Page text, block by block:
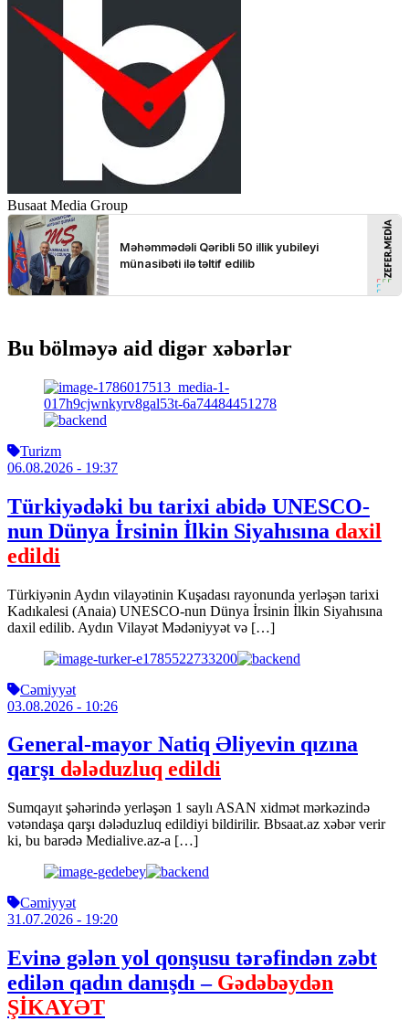
Busaat Media Group
Bu bölməyə aid digər xəbərlər
Turizm
06.08.2026 - 19:37
Türkiyədəki bu tarixi abidə UNESCO-
nun Dünya İrsinin İlkin Siyahısına daxil
edildi
Türkiyənin Aydın vilayətinin Kuşadası rayonunda yerləşən tarixi
Kadıkalesi (Anaia) UNESCO-nun Dünya İrsinin İlkin Siyahısına
daxil edilib. Aydın Vilayət Mədəniyyət və […]
Cəmiyyət
03.08.2026 - 10:26
General-mayor Natiq Əliyevin qızına
qarşı dələduzluq edildi
Sumqayıt şəhərində yerləşən 1 saylı ASAN xidmət mərkəzində
vətəndaşa qarşı dələduzluq edildiyi bildirilir. Bbsaat.az xəbər verir
ki, bu barədə Medialive.az-a […]
Cəmiyyət
31.07.2026 - 19:20
Evinə gələn yol qonşusu tərəfindən zəbt
edilən qadın danışdı – Gədəbəydən
ŞİKAYƏT